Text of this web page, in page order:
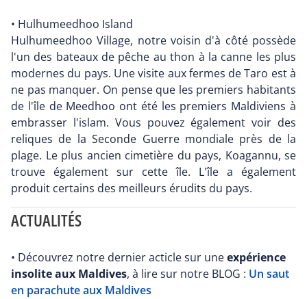
• Hulhumeedhoo Island
Hulhumeedhoo Village, notre voisin d'à côté possède
l'un des bateaux de pêche au thon à la canne les plus
modernes du pays. Une visite aux fermes de Taro est à
ne pas manquer. On pense que les premiers habitants
de l'île de Meedhoo ont été les premiers Maldiviens à
embrasser l'islam. Vous pouvez également voir des
reliques de la Seconde Guerre mondiale près de la
plage. Le plus ancien cimetière du pays, Koagannu, se
trouve également sur cette île. L'île a également
produit certains des meilleurs érudits du pays.
ACTUALITÉS
• Découvrez notre dernier acticle sur uneexpérience
insolite aux Maldives, à lire sur notre BLOG : Un saut
en parachute aux Maldives